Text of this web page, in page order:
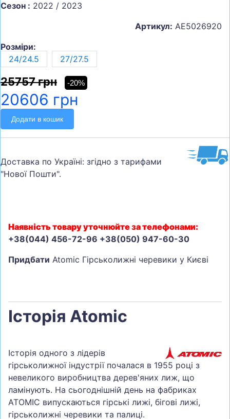
Сезон : 2022 / 2023
Артикул: AE5026920
Розміри:
24/24.5
27/27.5
25757 грн -20%
20606 грн
Додати в кошик
Доставка по Україні: згідно з тарифами
"Нової Пошти".
Наявність товару уточнюйте за телефонами:
+38(044) 456-72-96 +38(050) 947-60-30
Придбати Atomic Гірськолижні черевики у Києві
Історія Atomic
Історія одного з лідерів
гірськолижної індустрії почалася в 1955 році з
невеликого виробництва дерев'яних лиж, що
ламінують. На сьогоднішній день на фабриках
ATOMIC випускаються гірські лижі, бігові лижі,
гірськолижні черевики та палиці.